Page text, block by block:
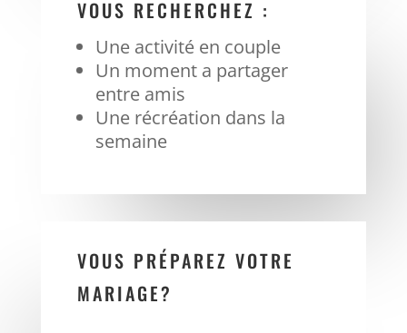
VOUS RECHERCHEZ :
Une activité en couple
Un moment a partager
entre amis
Une récréation dans la
semaine
VOUS PRÉPAREZ VOTRE
MARIAGE?